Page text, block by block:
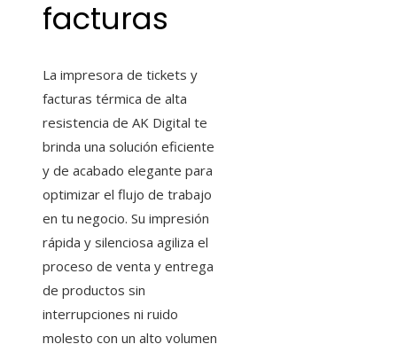
facturas
La impresora de tickets y
facturas térmica de alta
resistencia de AK Digital te
brinda una solución eficiente
y de acabado elegante para
optimizar el flujo de trabajo
en tu negocio. Su impresión
rápida y silenciosa agiliza el
proceso de venta y entrega
de productos sin
interrupciones ni ruido
molesto con un alto volumen